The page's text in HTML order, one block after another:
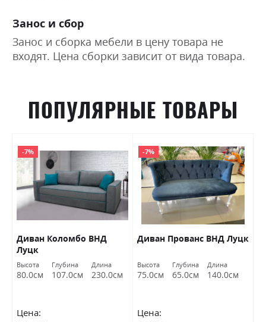
Занос и сбор
Занос и сборка мебели в цену товара не
входят. Цена сборки зависит от вида товара.
ПОПУЛЯРНЫЕ ТОВАРЫ
-7%
Диван Коломбо ВНД
Луцк
Высота
80.0см
Глубина
107.0см
Длина
230.0см
Цена:
-7%
Диван Прованс ВНД Луцк
Высота
75.0см
Глубина
65.0см
Длина
140.0см
Цена: